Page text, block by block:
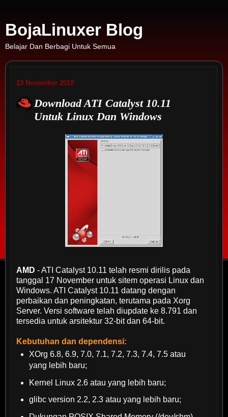
BojaLinuxer Blog
Belajar Dan Berbagi Untuk Semua
23 November 2010
Download ATI Catalyst 10.11
Untuk Linux Dan Windows
AMD - ATI Catalyst 10.11 telah resmi dirilis pada
tanggal 17 November untuk sitem operasi Linux dan
Windows. ATI Catalyst 10.11 datang dengan
perbaikan dan peningkatan, terutama pada Xorg
Server. Versi software telah diupdate ke 8.791 dan
tersedia untuk arsitektur 32-bit dan 64-bit.
Kebutuhan dan dependensi:
XOrg 6.8, 6.9, 7.0, 7.1, 7.2, 7.3, 7.4, 7.5 atau
yang lebih baru;
Kernel Linux 2.6 atau yang lebih baru;
glibc version 2.2, 2.3 atau yang lebih baru;